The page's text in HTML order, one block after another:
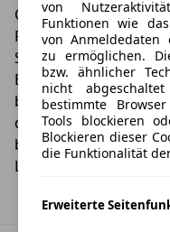
Captur, den Renault
Renault Koleos, den
Scenic, den Renault
Bereich der
beispielsweise
der Renault Master in
bequem auf
Leasingangebote
von
Funktionen wie
von Anmeldedaten
zu ermöglichen.
bzw. ähnlicher
nicht
bestimmte
Tools blockieren
Blockieren dieser
die Funktionalität
Erweiterte